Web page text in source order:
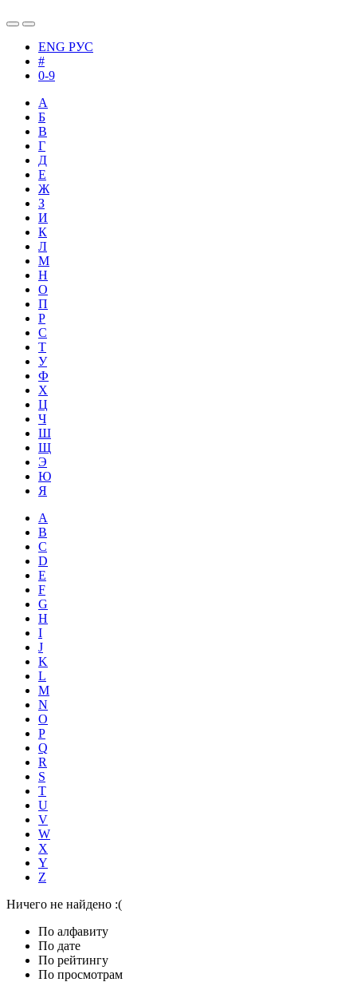
ENG РУС
#
0-9
А
Б
В
Г
Д
Е
Ж
З
И
К
Л
М
Н
О
П
Р
С
Т
У
Ф
Х
Ц
Ч
Ш
Щ
Э
Ю
Я
A
B
C
D
E
F
G
H
I
J
K
L
M
N
O
P
Q
R
S
T
U
V
W
X
Y
Z
Ничего не найдено :(
По алфавиту
По дате
По рейтингу
По просмотрам